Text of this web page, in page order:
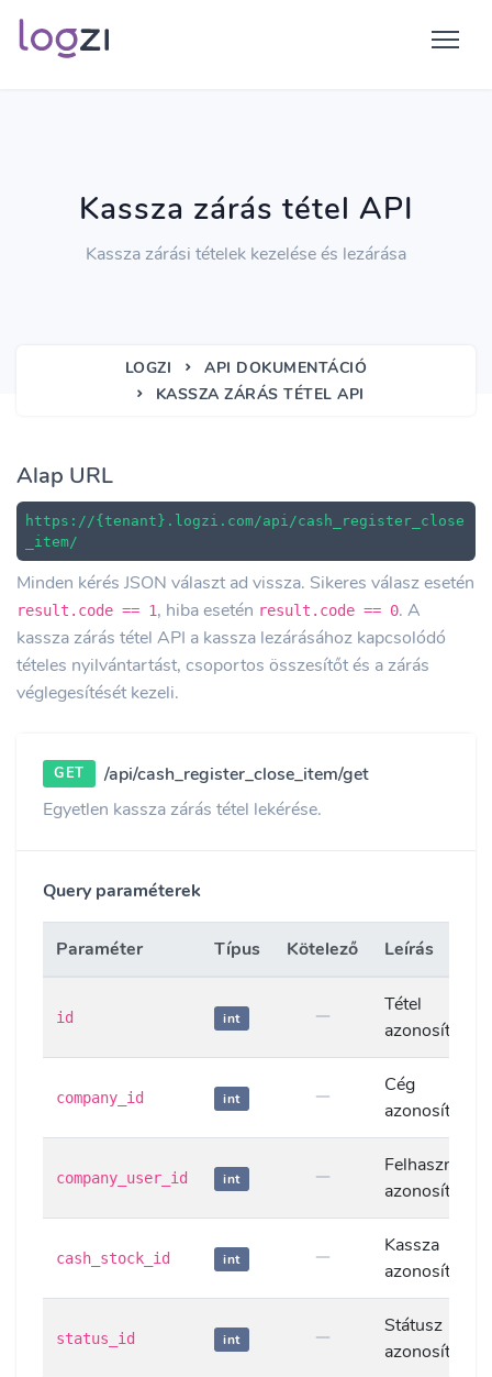
Kassza zárás tétel API
Kassza zárási tételek kezelése és lezárása
LOGZI
API DOKUMENTÁCIÓ
KASSZA ZÁRÁS TÉTEL API
Alap URL
https://{tenant}.logzi.com/api/cash_register_close
_item/
Minden kérés JSON választ ad vissza. Sikeres válasz esetén
result.code == 1, hiba esetén result.code == 0. A
kassza zárás tétel API a kassza lezárásához kapcsolódó
tételes nyilvántartást, csoportos összesítőt és a zárás
véglegesítését kezeli.
GET
/api/cash_register_close_item/get
Egyetlen kassza zárás tétel lekérése.
Query paraméterek
Paraméter Típus Kötelező Leírás
id int
Tétel
azonosítója
company_id int
Cég
azonosítója
company_user_id int
Felhasználó
azonosítója
cash_stock_id int
Kassza
azonosítója
status_id int
Státusz
azonosítója